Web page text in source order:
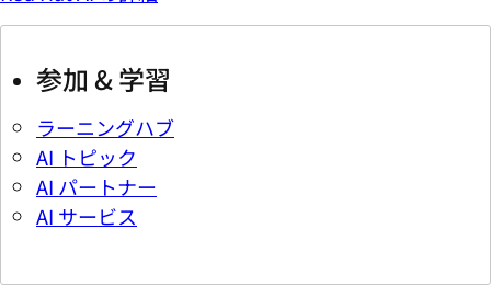
参加 & 学習
ラーニングハブ
AI トピック
AI パートナー
AI サービス